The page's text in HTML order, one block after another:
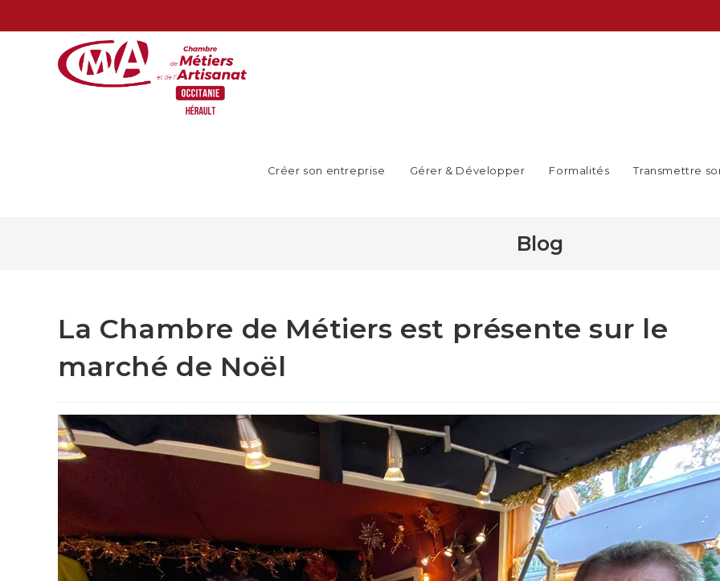
Créer son entreprise Gérer & Développer Formalités Transmettre
Blog
La Chambre de Métiers est présente sur le
marché de Noël